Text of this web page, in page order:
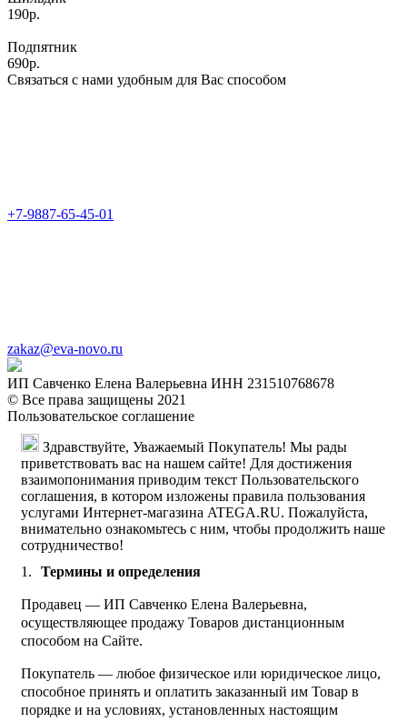
190р.
Подпятник
690р.
Связаться с нами удобным для Вас способом
+7-9887-65-45-01
zakaz@eva-novo.ru
ИП Савченко Елена Валерьевна ИНН 231510768678
© Все права защищены 2021
Пользовательское соглашение
Здравствуйте, Уважаемый Покупатель! Мы рады
приветствовать вас на нашем сайте! Для достижения
взаимопонимания приводим текст Пользовательского
соглашения, в котором изложены правила пользования
услугами Интернет-магазина ATEGA.RU. Пожалуйста,
внимательно ознакомьтесь с ним, чтобы продолжить наше
сотрудничество!
Термины и определения
Продавец — ИП Савченко Елена Валерьевна,
осуществляющее продажу Товаров дистанционным
способом на Сайте.
Покупатель — любое физическое или юридическое лицо,
способное принять и оплатить заказанный им Товар в
порядке и на условиях, установленных настоящим